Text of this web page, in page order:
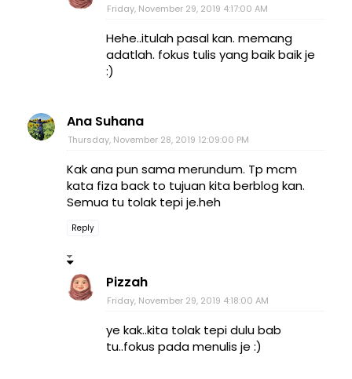
Friday, November 29, 2019 4:17:00 AM
Hehe..itulah pasal kan. memang
adatlah. fokus tulis yang baik baik je
:)
Ana Suhana
Thursday, November 28, 2019 12:09:00 PM
Kak ana pun sama merundum. Tp mcm
kata fiza back to tujuan kita berblog kan.
Semua tu tolak tepi je.heh
Reply
Pizzah
Friday, November 29, 2019 4:18:00 AM
ye kak..kita tolak tepi dulu bab
tu..fokus pada menulis je :)